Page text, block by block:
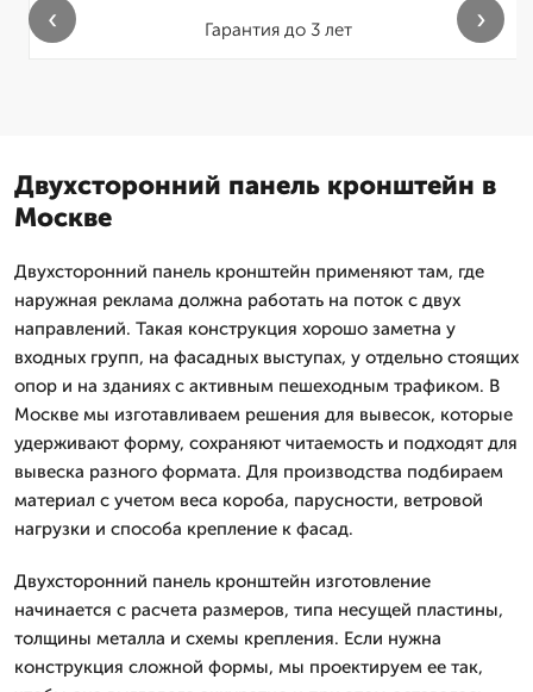
Гарантия до 3 лет
‹ ›
Двухсторонний панель кронштейн в
Москве
Двухсторонний панель кронштейн применяют там, где
наружная реклама должна работать на поток с двух
направлений. Такая конструкция хорошо заметна у
входных групп, на фасадных выступах, у отдельно стоящих
опор и на зданиях с активным пешеходным трафиком. В
Москве мы изготавливаем решения для вывесок, которые
удерживают форму, сохраняют читаемость и подходят для
вывеска разного формата. Для производства подбираем
материал с учетом веса короба, парусности, ветровой
нагрузки и способа крепление к фасад.
Двухсторонний панель кронштейн изготовление
начинается с расчета размеров, типа несущей пластины,
толщины металла и схемы крепления. Если нужна
конструкция сложной формы, мы проектируем ее так,